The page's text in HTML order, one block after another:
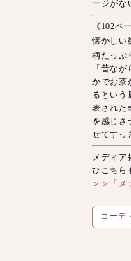
ージがな
《102ペ
懐かしい
柄たっぷ
「昔な
かでお茶
るという
表された
を感じさ
せてすっ
メディア
ひこちら
＞＞「メ
コーデ